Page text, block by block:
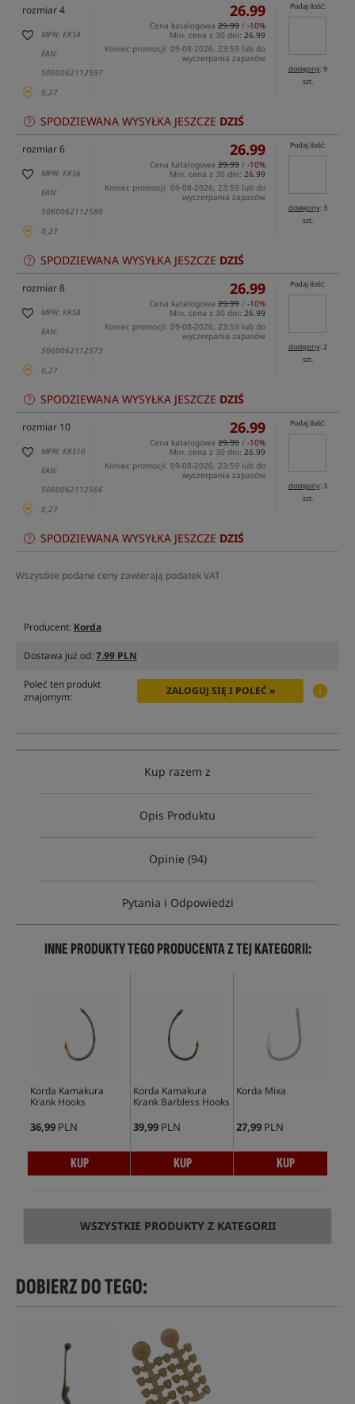
rozmiar 4
MPN: KKS4
EAN:
5060062112597
0,27
26.99
Cena katalogowa 29.99 / -10%
Min. cena z 30 dni: 26.99
Koniec promocji: 09-08-2026, 23:59 lub do
wyczerpania zapasów
Podaj ilość:
dostępny: 9
szt.
SPODZIEWANA WYSYŁKA JESZCZE DZIŚ
rozmiar 6
MPN: KKS6
EAN:
5060062112580
0,27
26.99
Cena katalogowa 29.99 / -10%
Min. cena z 30 dni: 26.99
Koniec promocji: 09-08-2026, 23:59 lub do
wyczerpania zapasów
Podaj ilość:
dostępny: 3
szt.
SPODZIEWANA WYSYŁKA JESZCZE DZIŚ
rozmiar 8
MPN: KKS8
EAN:
5060062112573
0,27
26.99
Cena katalogowa 29.99 / -10%
Min. cena z 30 dni: 26.99
Koniec promocji: 09-08-2026, 23:59 lub do
wyczerpania zapasów
Podaj ilość:
dostępny: 2
szt.
SPODZIEWANA WYSYŁKA JESZCZE DZIŚ
rozmiar 10
MPN: KKS10
EAN:
5060062112566
0,27
26.99
Cena katalogowa 29.99 / -10%
Min. cena z 30 dni: 26.99
Koniec promocji: 09-08-2026, 23:59 lub do
wyczerpania zapasów
Podaj ilość:
dostępny: 3
szt.
SPODZIEWANA WYSYŁKA JESZCZE DZIŚ
Wszystkie podane ceny zawierają podatek VAT
Producent: Korda
Dostawa już od:7.99 PLN
Poleć ten produkt
znajomym:
ZALOGUJ SIĘ I POLEĆ »
Kup razem z
Opis Produktu
Opinie (94)
Pytania i Odpowiedzi
INNE PRODUKTY TEGO PRODUCENTA Z TEJ KATEGORII:
Korda Kamakura
Krank Hooks
36,99 PLN
KUP
Korda Kamakura
Krank Barbless Hooks
39,99 PLN
KUP
Korda Mixa
27,99 PLN
KUP
WSZYSTKIE PRODUKTY Z KATEGORII
DOBIERZ DO TEGO: